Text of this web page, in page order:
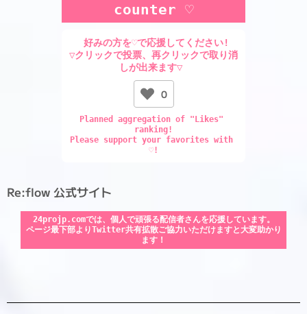
counter ♡
好みの方を♡で応援してください!
▽クリックで投票、再クリックで取り消
しが出来ます▽
0
Planned aggregation of "Likes"
ranking!
Please support your favorites with
♡!
Re:flow 公式サイト
24projp.comでは、個人で頑張る配信者さんを応援しています。
ページ最下部よりTwitter共有拡散ご協力いただけますと大変助かり
ます！